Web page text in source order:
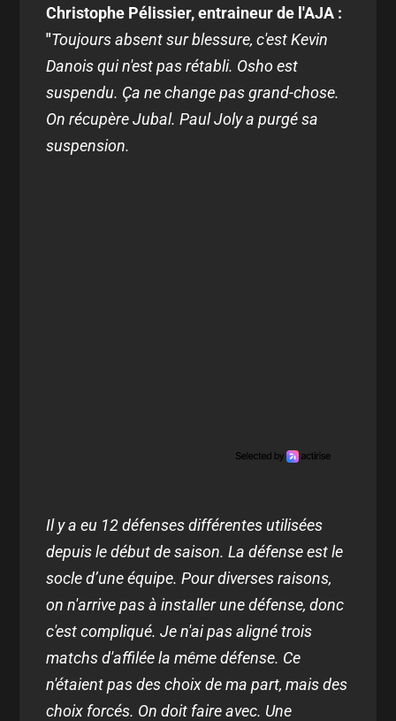
Christophe Pélissier, entraineur de l'AJA :
"Toujours absent sur blessure, c'est Kevin
Danois qui n'est pas rétabli. Osho est
suspendu. Ça ne change pas grand-chose.
On récupère Jubal. Paul Joly a purgé sa
suspension.
Il y a eu 12 défenses différentes utilisées
depuis le début de saison. La défense est le
socle d’une équipe. Pour diverses raisons,
on n'arrive pas à installer une défense, donc
c'est compliqué. Je n'ai pas aligné trois
matchs d'affilée la même défense. Ce
n'étaient pas des choix de ma part, mais des
choix forcés. On doit faire avec. Une